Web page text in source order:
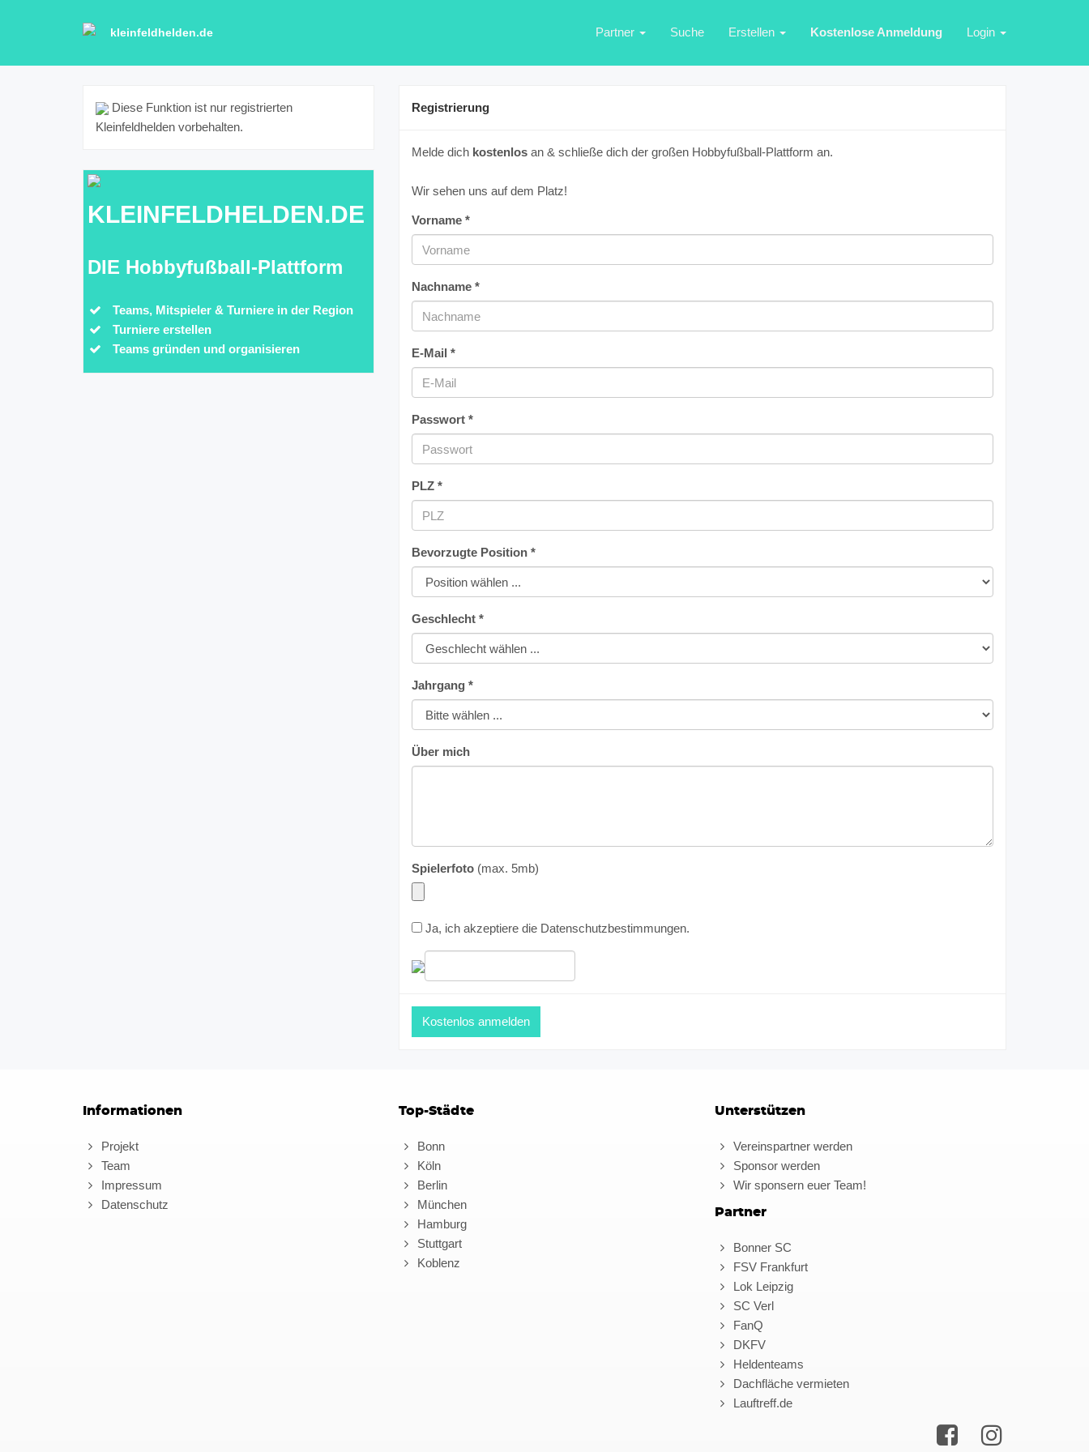
kleinfeldhelden.de Partner Suche Erstellen Kostenlose Anmeldung Login
Diese Funktion ist nur registrierten
Kleinfeldhelden vorbehalten.
KLEINFELDHELDEN.DE
DIE Hobbyfußball-Plattform
Teams, Mitspieler & Turniere in der Region
Turniere erstellen
Teams gründen und organisieren
Registrierung
Melde dich kostenlos an & schließe dich der großen Hobbyfußball-Plattform an.
Wir sehen uns auf dem Platz!
Vorname *
Nachname *
E-Mail *
Passwort *
PLZ *
Bevorzugte Position *
Geschlecht *
Jahrgang *
Über mich
Spielerfoto (max. 5mb)
Ja, ich akzeptiere die Datenschutzbestimmungen.
Informationen
Projekt
Team
Impressum
Datenschutz
Top-Städte
Bonn
Köln
Berlin
München
Hamburg
Stuttgart
Koblenz
Unterstützen
Vereinspartner werden
Sponsor werden
Wir sponsern euer Team!
Partner
Bonner SC
FSV Frankfurt
Lok Leipzig
SC Verl
FanQ
DKFV
Heldenteams
Dachfläche vermieten
Lauftreff.de